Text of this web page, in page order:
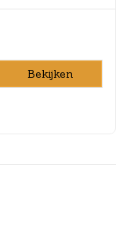
Bekijken